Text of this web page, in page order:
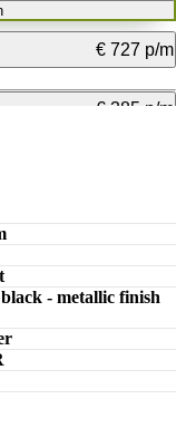
€ 727 p/m
€ 385 p/m
- metallic finish